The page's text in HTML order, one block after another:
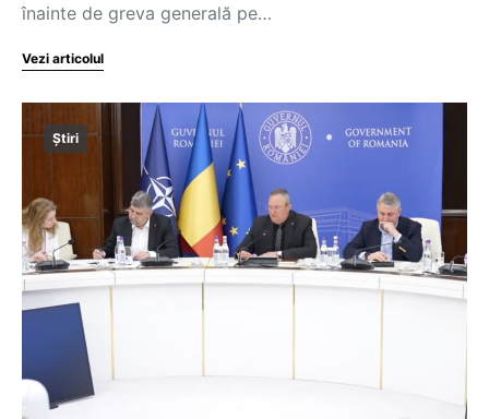
înainte de greva generală pe…
Vezi articolul
Știri